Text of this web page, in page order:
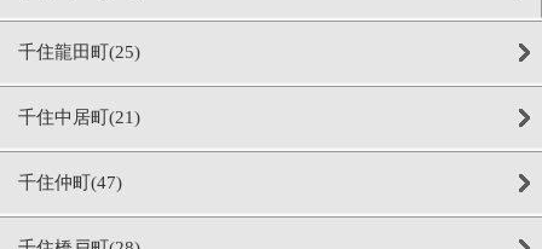
千住龍田町(25)
千住中居町(21)
千住仲町(47)